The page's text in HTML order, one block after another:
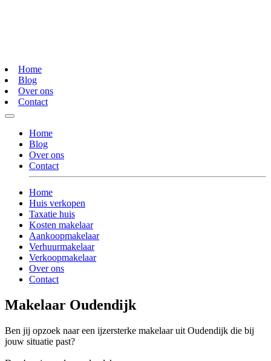
Home
Blog
Over ons
Contact
Home
Blog
Over ons
Contact
Home
Huis verkopen
Taxatie huis
Kosten makelaar
Aankoopmakelaar
Verhuurmakelaar
Verkoopmakelaar
Over ons
Contact
Makelaar Oudendijk
Ben jij opzoek naar een ijzersterke makelaar uit Oudendijk die bij
jouw situatie past?